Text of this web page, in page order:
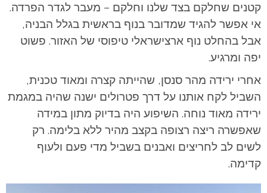
קטנים שחלקם בצד שלנו וחלקם – מעבר לגדר הפרדה.
אי אפשר להגיד שמדובר בנוף בראשית בגלל הבניה,
אבל בהחלט נוף ארצישראלי טיפוסי של האזור. פשוט
יפה ומרגיע.
אחרי ירידה מהר סנסן, שהייתה קצרה ומאוד טכנית,
השביל לקח אותנו על דרך פטרולים ישנה שהיה במגמת
ירידה מאוד נוחה. השיפוע היה בדיוק מתון במידה
שאפשרה ריצה רצופה בקצב מהיר ללא בלימה. רק
לשים לב לחריצים ואבנים בשביל מדי פעם ולעוף
קדימה.